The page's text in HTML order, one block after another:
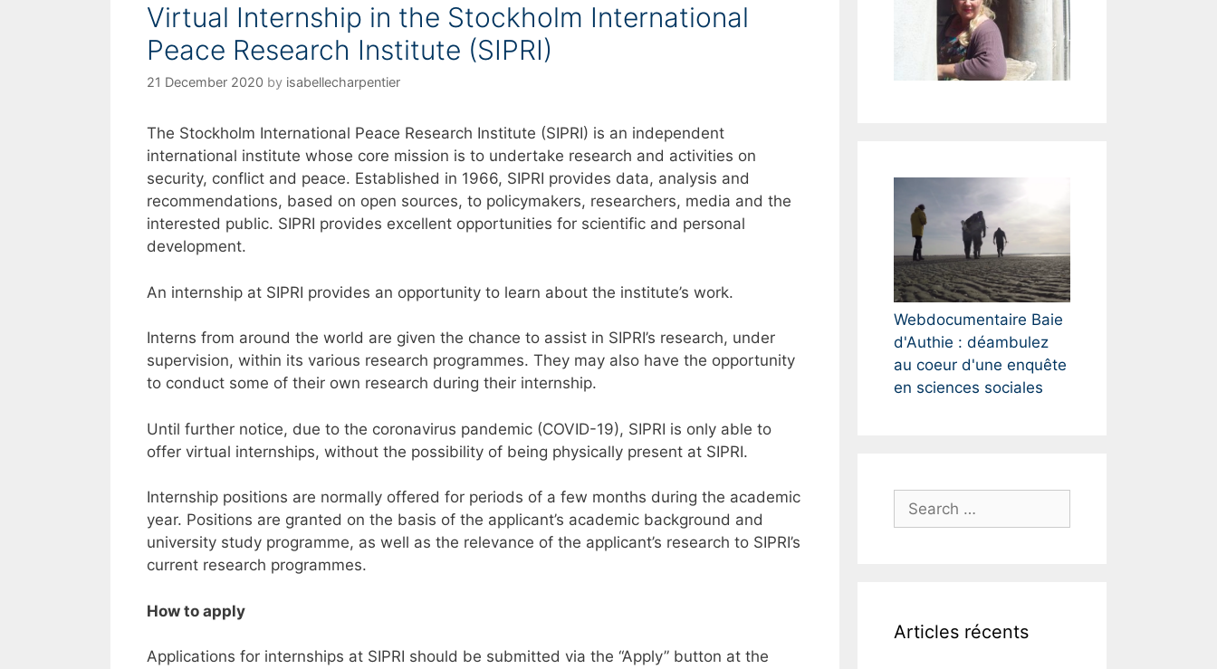
Virtual Internship in the Stockholm International
Peace Research Institute (SIPRI)
21 December 2020 by isabellecharpentier
The Stockholm International Peace Research Institute (SIPRI) is an independent
international institute whose core mission is to undertake research and activities on
security, conflict and peace. Established in 1966, SIPRI provides data, analysis and
recommendations, based on open sources, to policymakers, researchers, media and the
interested public. SIPRI provides excellent opportunities for scientific and personal
development.
An internship at SIPRI provides an opportunity to learn about the institute’s work.
Interns from around the world are given the chance to assist in SIPRI’s research, under
supervision, within its various research programmes. They may also have the opportunity
to conduct some of their own research during their internship.
Until further notice, due to the coronavirus pandemic (COVID-19), SIPRI is only able to
offer virtual internships, without the possibility of being physically present at SIPRI.
Internship positions are normally offered for periods of a few months during the academic
year. Positions are granted on the basis of the applicant’s academic background and
university study programme, as well as the relevance of the applicant’s research to SIPRI’s
current research programmes.
How to apply
Applications for internships at SIPRI should be submitted via the “Apply” button at the
Webdocumentaire Baie
d'Authie : déambulez
au coeur d'une enquête
en sciences sociales
e
f
Articles récents